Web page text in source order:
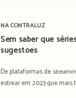
NA CONTRALUZ
Sem saber que
sugestões
De plataformas de
estrear em 2023 que mais